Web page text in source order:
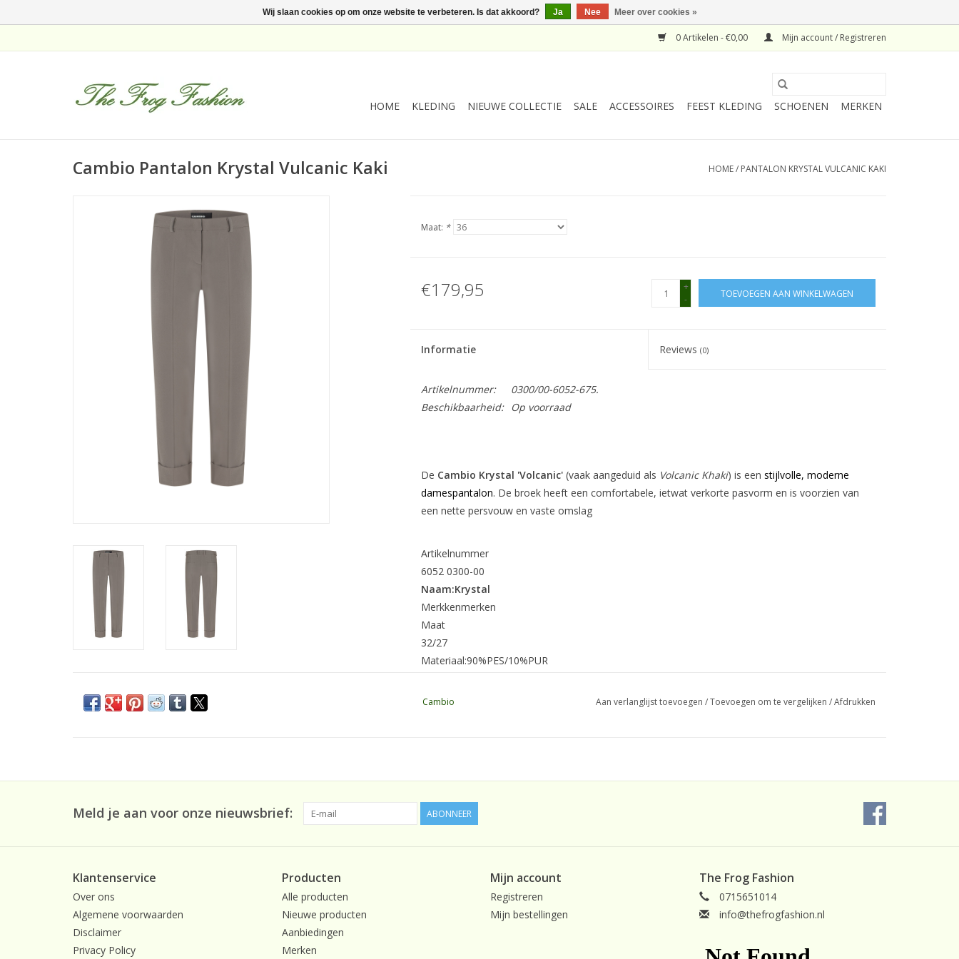
0 Artikelen - €0,00 Mijn account / Registreren
HOME KLEDING NIEUWE COLLECTIE SALE ACCESSOIRES FEEST KLEDING SCHOENEN MERKEN
Cambio Pantalon Krystal Vulcanic Kaki HOME/ PANTALON KRYSTAL VULCANIC KAKI
Maat: *
€179,95
+
-
TOEVOEGEN AAN WINKELWAGEN
Informatie Reviews(0)
Artikelnummer:
0300/00-6052-675.
Beschikbaarheid:
Op voorraad
De Cambio Krystal 'Volcanic'(vaak aangeduid als Volcanic Khaki) is een stijlvolle, moderne
damespantalon. De broek heeft een comfortabele, ietwat verkorte pasvorm en is voorzien van
een nette persvouw en vaste omslag
Artikelnummer
6052 0300-00
Naam:Krystal
Merkkenmerken
Maat
32/27
Materiaal:90%PES/10%PUR
Cambio Aan verlanglijst toevoegen /Toevoegen om te vergelijken /Afdrukken
Meld je aan voor onze nieuwsbrief: ABONNEER
Klantenservice
Over ons
Algemene voorwaarden
Disclaimer
Privacy Policy
Producten
Alle producten
Nieuwe producten
Aanbiedingen
Merken
Mijn account
Registreren
Mijn bestellingen
The Frog Fashion
0715651014
info@thefrogfashion.nl
Wij slaan cookies op om onze website te verbeteren. Is dat akkoord? Ja Nee Meer over cookies »